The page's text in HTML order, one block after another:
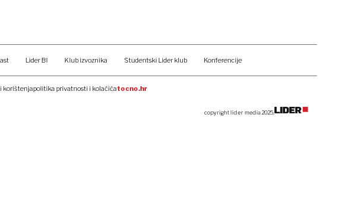
Lider BI Klub izvoznika Studentski Lider klub Konferencije
korištenjapolitika privatnosti i kolačićatocno.hr
copyright lider media 2025.